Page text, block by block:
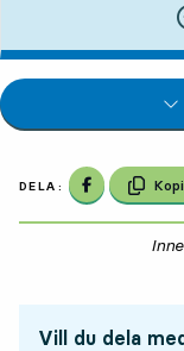
DELA: Dela på
Vill du dela